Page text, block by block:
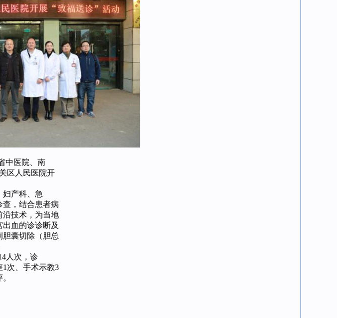
中医院、南
区人民医院开
产科、急
，结合患者病
沿技术，为当地
血的诊诊断及
囊切除（胆总
人次，诊
1次、手术示教3